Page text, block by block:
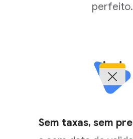
perfeito.
Sem taxas, sem